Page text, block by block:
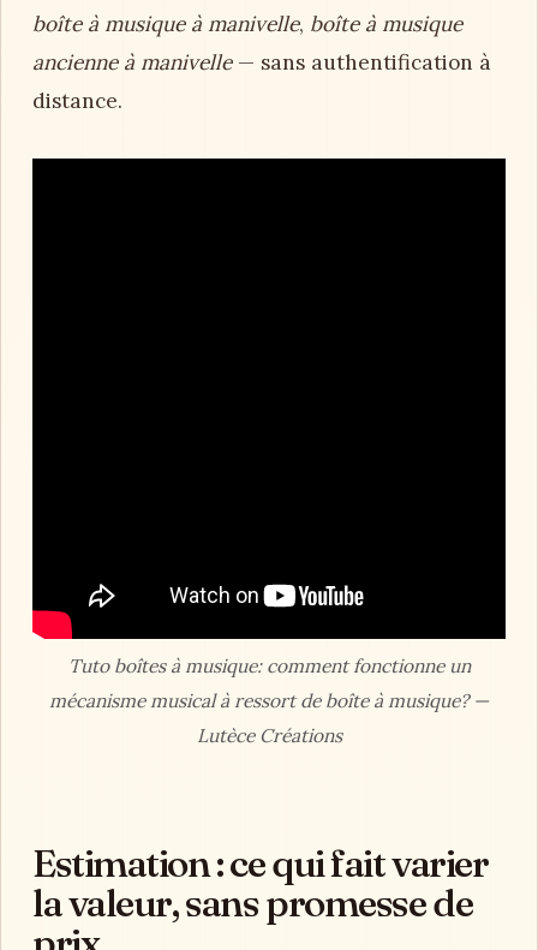
boîte à musique à manivelle, boîte à musique
ancienne à manivelle— sans authentification à
distance.
Tuto boîtes à musique: comment fonctionne un
mécanisme musical à ressort de boîte à musique? —
Lutèce Créations
Estimation : ce qui fait varier
la valeur, sans promesse de